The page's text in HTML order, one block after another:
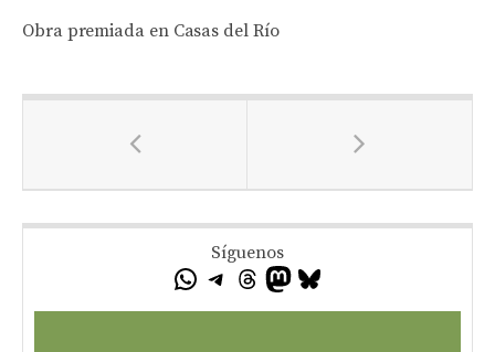
Obra premiada en Casas del Río
Síguenos